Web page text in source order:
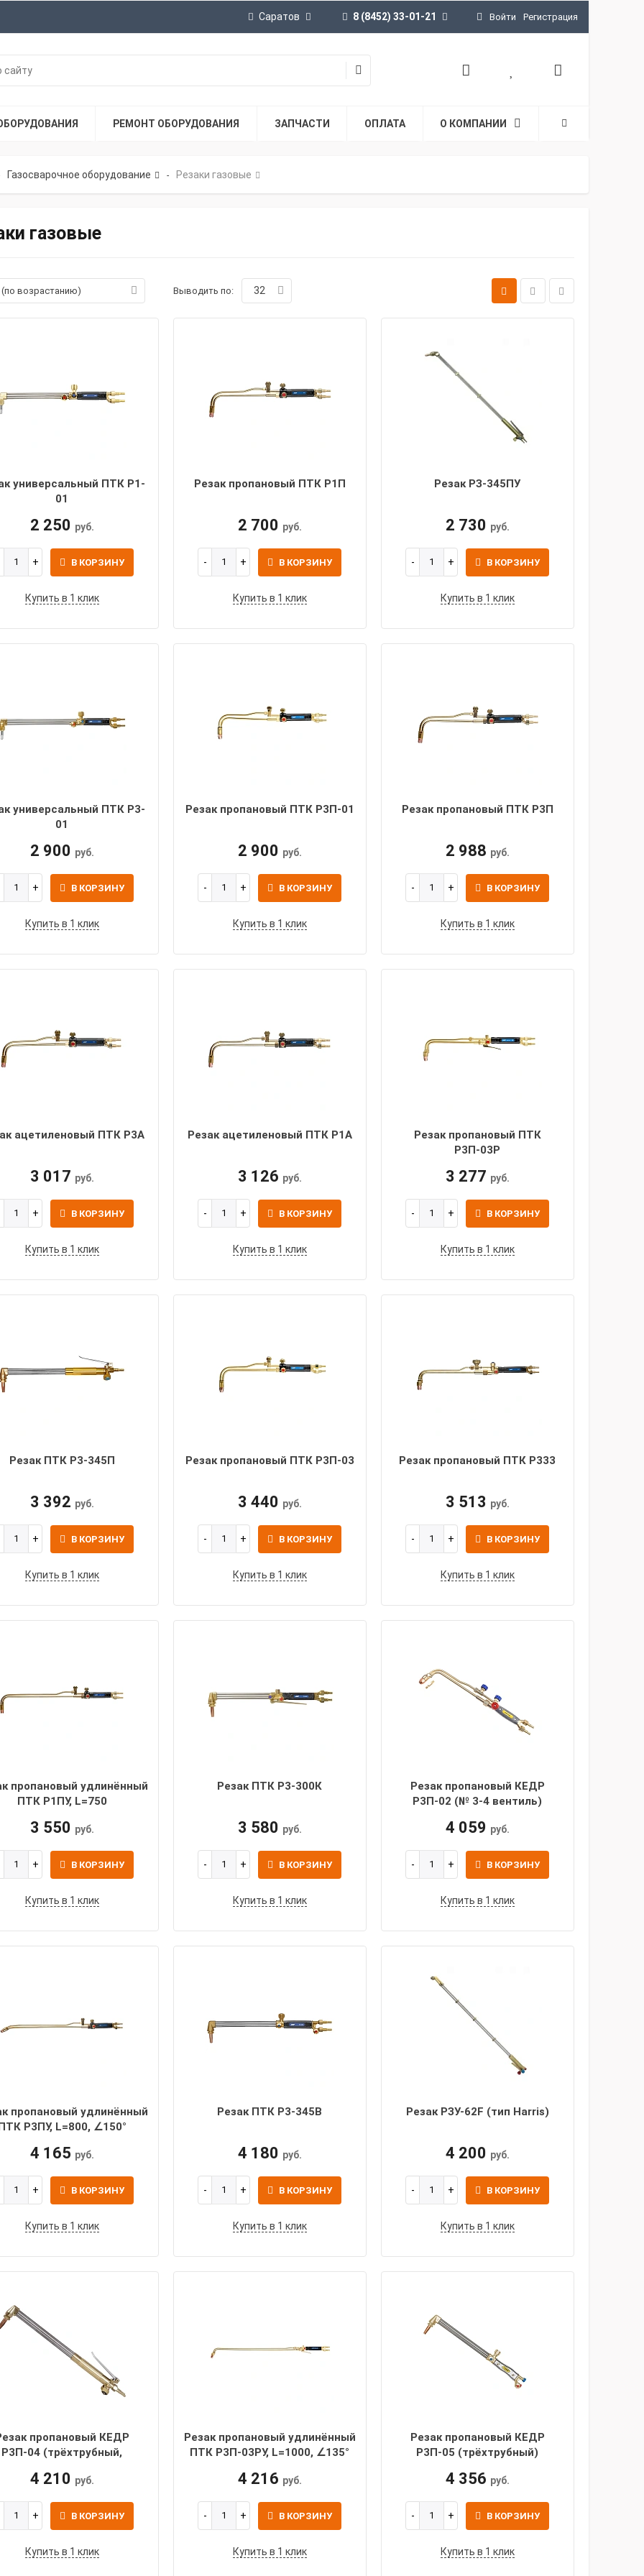
Саратов 8 (8452) 33-01-21 Войти Регистрация
РЕМОНТ ОБОРУДОВАНИЯ ЗАПЧАСТИ ОПЛАТА О КОМПАНИИ
Газосварочное оборудование - Резаки газовые
газовые
(по возрастанию) Выводить по: 32
универсальный ПТК Р1-
01
2 250 руб.
В КОРЗИНУ
Купить в 1 клик
Резак пропановый ПТК Р1П
2 700 руб.
В КОРЗИНУ
Купить в 1 клик
Резак РЗ-345ПУ
2 730 руб.
В КОРЗИНУ
Купить в 1 клик
универсальный ПТК Р3-
01
2 900 руб.
В КОРЗИНУ
Купить в 1 клик
Резак пропановый ПТК Р3П-01
2 900 руб.
В КОРЗИНУ
Купить в 1 клик
Резак пропановый ПТК Р3П
2 988 руб.
В КОРЗИНУ
Купить в 1 клик
ацетиленовый ПТК Р3А
3 017 руб.
В КОРЗИНУ
Купить в 1 клик
Резак ацетиленовый ПТК Р1А
3 126 руб.
В КОРЗИНУ
Купить в 1 клик
Резак пропановый ПТК
Р3П-03Р
3 277 руб.
В КОРЗИНУ
Купить в 1 клик
Резак ПТК Р3-345П
3 392 руб.
В КОРЗИНУ
Купить в 1 клик
Резак пропановый ПТК Р3П-03
3 440 руб.
В КОРЗИНУ
Купить в 1 клик
Резак пропановый ПТК Р333
3 513 руб.
В КОРЗИНУ
Купить в 1 клик
пропановый удлинённый
ПТК Р1ПУ, L=750
3 550 руб.
В КОРЗИНУ
Купить в 1 клик
Резак ПТК Р3-300К
3 580 руб.
В КОРЗИНУ
Купить в 1 клик
Резак пропановый КЕДР
Р3П-02 (№ 3-4 вентиль)
4 059 руб.
В КОРЗИНУ
Купить в 1 клик
пропановый удлинённый
Р3ПУ, L=800, ∠150°
4 165 руб.
В КОРЗИНУ
Купить в 1 клик
Резак ПТК Р3-345В
4 180 руб.
В КОРЗИНУ
Купить в 1 клик
Резак РЗУ-62F (тип Harris)
4 200 руб.
В КОРЗИНУ
Купить в 1 клик
пропановый КЕДР
Р3П-04 (трёхтрубный,
4 210 руб.
В КОРЗИНУ
Купить в 1 клик
Резак пропановый удлинённый
ПТК Р3П-03РУ, L=1000, ∠135°
4 216 руб.
В КОРЗИНУ
Купить в 1 клик
Резак пропановый КЕДР
Р3П-05 (трёхтрубный)
4 356 руб.
В КОРЗИНУ
Купить в 1 клик